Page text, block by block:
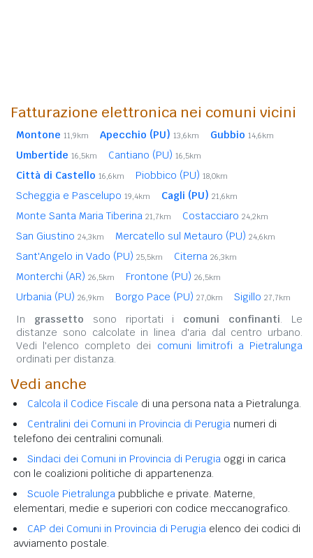
Fatturazione elettronica nei comuni vicini
Montone 11,9km Apecchio (PU) 13,6km Gubbio 14,6km
Umbertide 16,5km Cantiano (PU) 16,5km
Città di Castello 16,6km Piobbico (PU) 18,0km
Scheggia e Pascelupo 19,4km Cagli (PU) 21,6km
Monte Santa Maria Tiberina 21,7km Costacciaro 24,2km
San Giustino 24,3km Mercatello sul Metauro (PU) 24,6km
Sant'Angelo in Vado (PU) 25,5km Citerna 26,3km
Monterchi (AR) 26,5km Frontone (PU) 26,5km
Urbania (PU) 26,9km Borgo Pace (PU) 27,0km Sigillo 27,7km
In grassetto sono riportati i comuni confinanti. Le
distanze sono calcolate in linea d'aria dal centro urbano.
Vedi l'elenco completo dei comuni limitrofi a Pietralunga
ordinati per distanza.
Vedi anche
Calcola il Codice Fiscale di una persona nata a Pietralunga.
Centralini dei Comuni in Provincia di Perugia numeri di
telefono dei centralini comunali.
Sindaci dei Comuni in Provincia di Perugia oggi in carica
con le coalizioni politiche di appartenenza.
Scuole Pietralunga pubbliche e private. Materne,
elementari, medie e superiori con codice meccanografico.
CAP dei Comuni in Provincia di Perugia elenco dei codici di
avviamento postale.